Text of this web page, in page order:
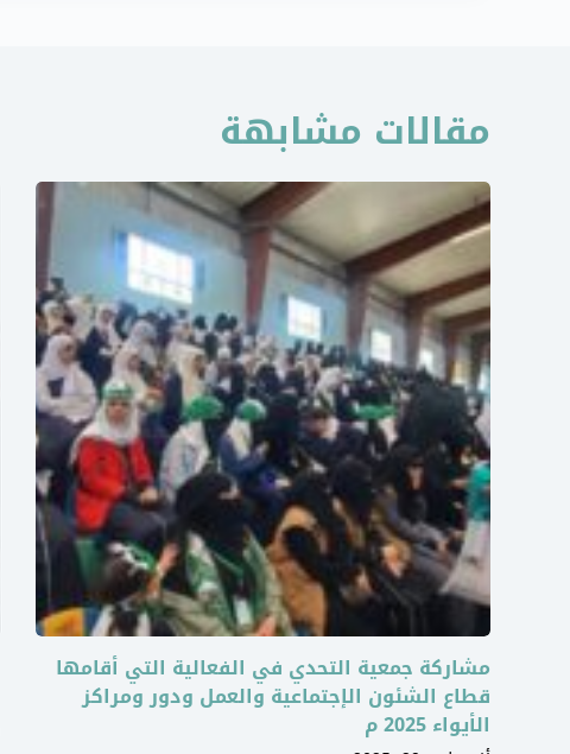
مقالات مشابهة
مشاركة جمعية التحدي في الفعالية التي أقامها
قطاع الشئون الإجتماعية والعمل ودور ومراكز
الأيواء 2025 م